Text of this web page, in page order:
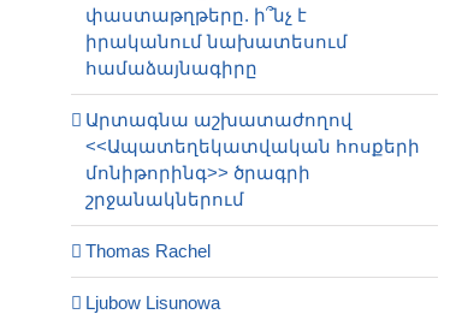
փաստաթղթերը. ի՞նչ է
իրականում նախատեսում
համաձայնագիրը
Արտագնա աշխատաժողով
<<Ապատեղեկատվական հոսքերի
մոնիթորինգ>> ծրագրի
շրջանակներում
Thomas Rachel
Ljubow Lisunowa